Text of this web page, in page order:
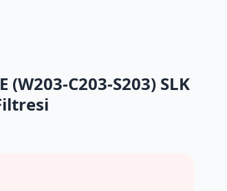
(W203-C203-S203) SLK